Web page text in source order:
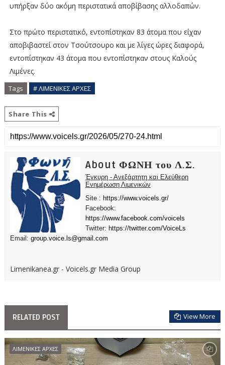
υπήρξαν δύο ακόμη περιστατικά αποβίβασης αλλοδαπών.
Στο πρώτο περιστατικό, εντοπίστηκαν 83 άτομα που είχαν
αποβιβαστεί στον Τσούτσουρο και με λίγες ώρες διαφορά,
εντοπίστηκαν 43 άτομα που εντοπίστηκαν στους Καλούς
Λιμένες.
Tags # ΛΙΜΕΝΙΚΕΣ ΑΡΧΕΣ
Share This
About ΦΩΝΗ του Λ.Σ.
Έγκυρη - Ανεξάρτητη και Ελεύθερη
Ενημέρωση Λιμενικών
Site : https://www.voicels.gr/
Facebook:
https://www.facebook.com/voicels
Twitter: https://twitter.com/VoiceLs
Email: group.voice.ls@gmail.com
Limenikanea.gr - Voicels.gr Media Group
RELATED POST View More
ΛΙΜΕΝΙΚΕΣ ΑΡΧΕΣ